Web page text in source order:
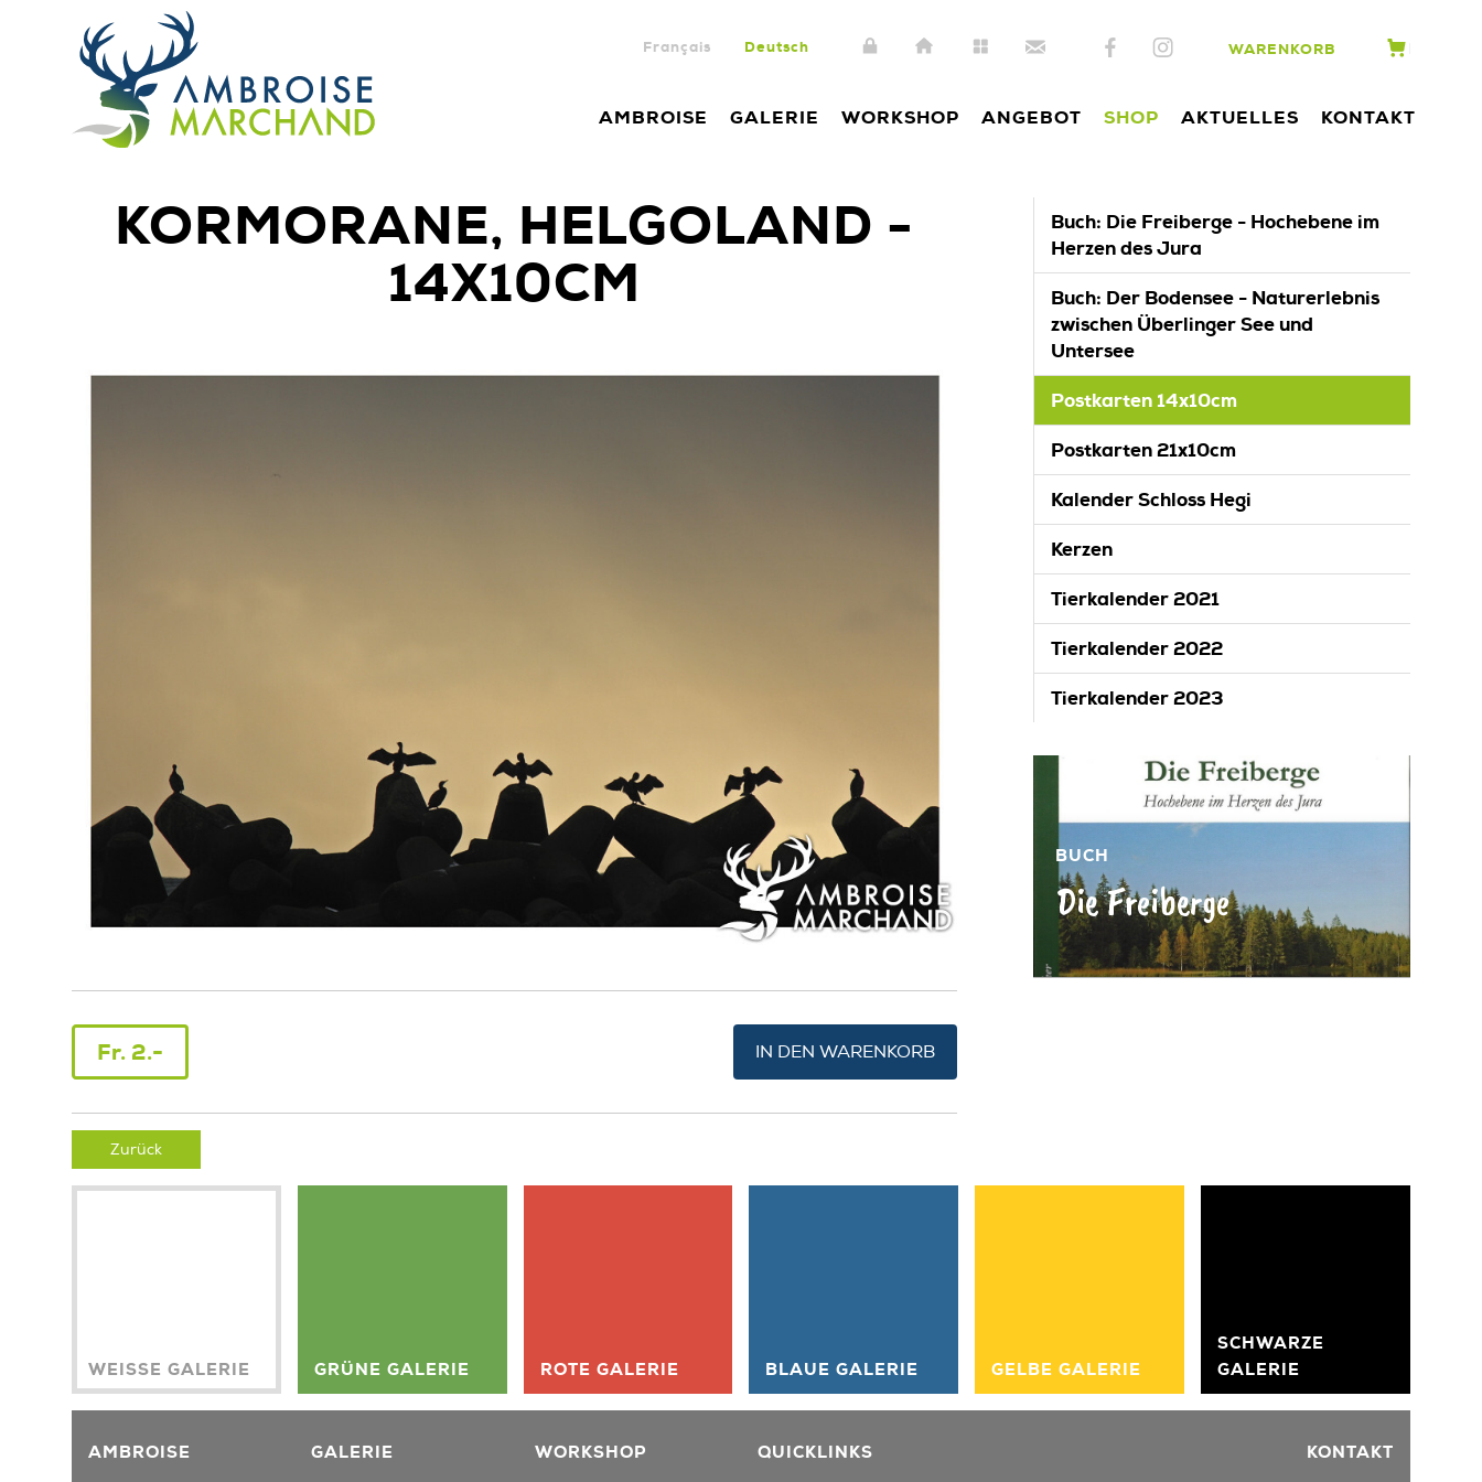
Français Deutsch WARENKORB
AMBROISE GALERIE WORKSHOP ANGEBOT SHOP AKTUELLES KONTAKT
Buch: Die Freiberge - Hochebene im
Herzen des Jura
Buch: Der Bodensee - Naturerlebnis
zwischen Überlinger See und
Untersee
Postkarten 14x10cm
Postkarten 21x10cm
Kalender Schloss Hegi
Kerzen
Tierkalender 2021
Tierkalender 2022
Tierkalender 2023
BUCH
Die Freiberge
KORMORANE, HELGOLAND -
14X10CM
Fr. 2.- IN DEN WARENKORB
Zurück
WEISSE GALERIE GRÜNE GALERIE ROTE GALERIE BLAUE GALERIE GELBE GALERIE
SCHWARZE
GALERIE
AMBROISE GALERIE WORKSHOP QUICKLINKS KONTAKT